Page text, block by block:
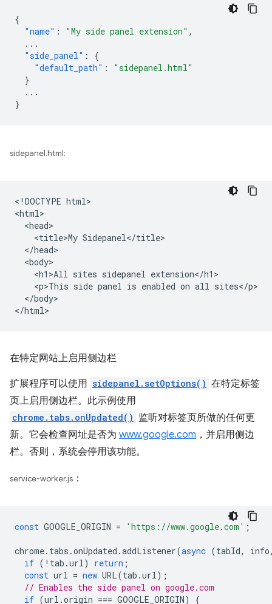
{
"name" : "My side panel extension" ,
...
"side_panel" :
{
"default_path" :
"sidepanel.html"
}
...
}
sidepanel.html:
<!DOCTYPE html>
<html>
  <head>
    <title>My Sidepanel</title>
  </head>
  <body>
    <h1>All sites sidepanel extension</h1>
    <p>This side panel is enabled on all sites</p>
  </body>
在特定网站上启用侧边栏
扩展程序可以使用 sidepanel.setOptions() 在特定标签
页上启用侧边栏。此示例使用
chrome.tabs.onUpdated() 监听对标签页所做的任何更
新。它会检查网址是否为 www.google.com ，并启用侧边
栏。否则，系统会停用该功能。
service-worker.js ：
const GOOGLE_ORIGIN = 'https://www.google.com' ;
chrome. tabs .onUpdated .addListener(async (tabId, info
if ( ! tab .url) return ;
const url = new URL(tab .url);
// Enables the side panel on google.com
if (url .origin === GOOGLE_ORIGIN) {